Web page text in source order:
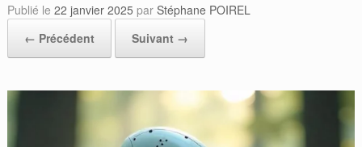
Publié le 22 janvier 2025 par Stéphane POIREL
← Précédent
Suivant →